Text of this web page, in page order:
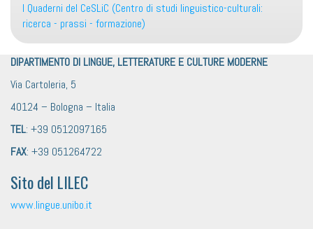
I Quaderni del CeSLiC (Centro di studi linguistico-culturali:
ricerca - prassi - formazione)
DIPARTIMENTO DI LINGUE, LETTERATURE E CULTURE MODERNE
Via Cartoleria, 5
40124 – Bologna – Italia
TEL: +39 0512097165
FAX: +39 051264722
Sito del LILEC
www.lingue.unibo.it